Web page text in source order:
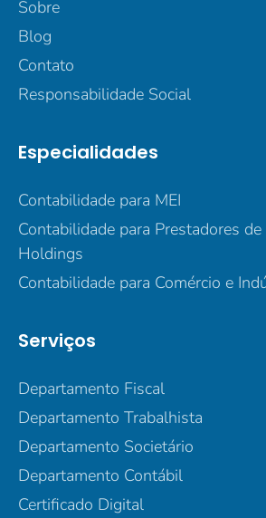
Sobre
Blog
Contato
Responsabilidade Social
Especialidades
Contabilidade para MEI
Contabilidade para Prestadores
Holdings
Contabilidade para Comércio e
Serviços
Departamento Fiscal
Departamento Trabalhista
Departamento Societário
Departamento Contábil
Certificado Digital